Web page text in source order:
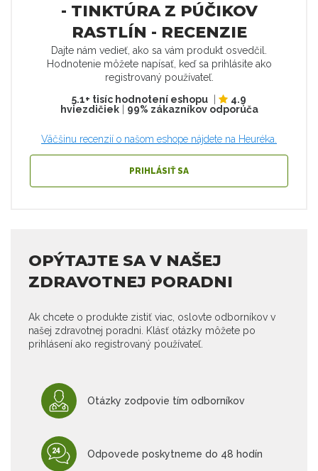
- TINKTÚRA Z PÚČIKOV
RASTLÍN - RECENZIE
Dajte nám vedieť, ako sa vám produkt osvedčil.
Hodnotenie môžete napísať, keď sa prihlásite ako
registrovaný používateľ.
5.1+ tisíc hodnotení eshopu
4.9
hviezdičiek| 99% zákazníkov odporúča
Väčšinu recenzií o našom eshope nájdete na Heuréka.
PRIHLÁSIŤ SA
OPÝTAJTE SA V NAŠEJ
ZDRAVOTNEJ PORADNI
Ak chcete o produkte zistiť viac, oslovte odborníkov v
našej zdravotnej poradni. Klásť otázky môžete po
prihlásení ako registrovaný používateľ.
Otázky zodpovie tím odborníkov
Odpovede poskytneme do 48 hodín